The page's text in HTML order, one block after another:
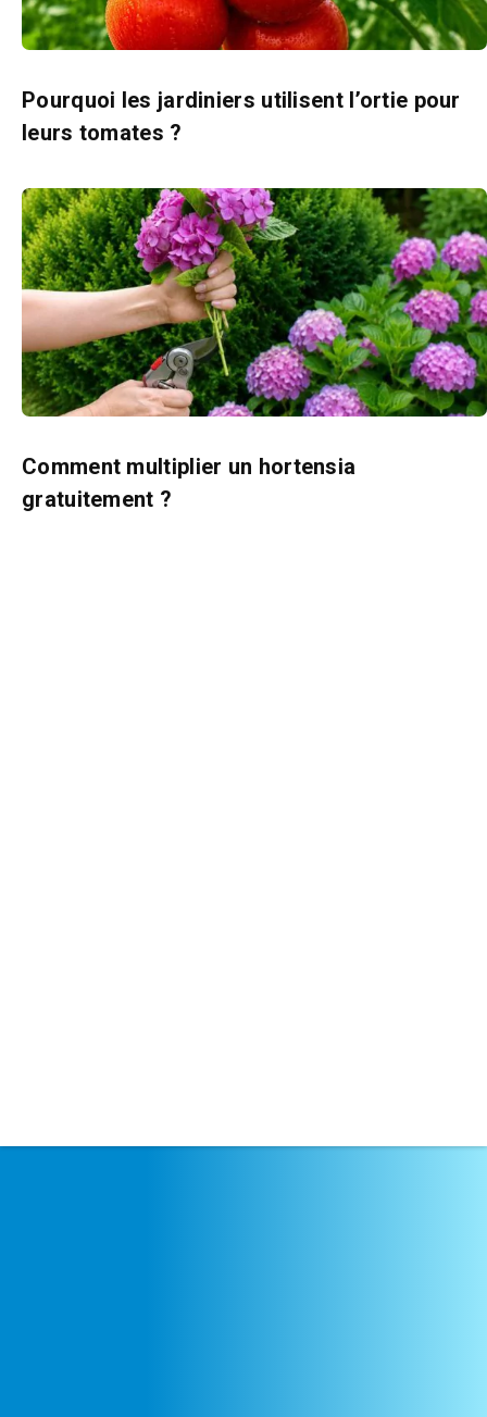
Pourquoi les jardiniers utilisent l’ortie pour
leurs tomates ?
Comment multiplier un hortensia
gratuitement ?